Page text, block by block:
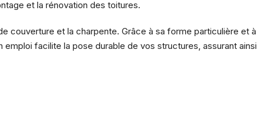
et la rénovation des toitures.
couverture et la charpente. Grâce à sa forme particulière et à
facilite la pose durable de vos structures, assurant ainsi